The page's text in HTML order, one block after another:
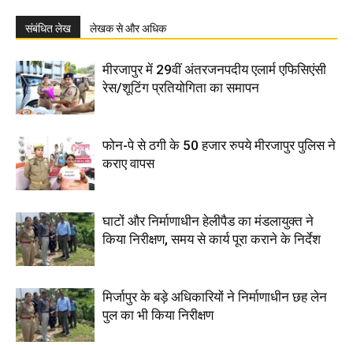
संबंधित लेख लेखक से और अधिक
मीरजापुर में 29वीं अंतरजनपदीय एलार्म एफिसिएंसी
रेस/शूटिंग प्रतियोगिता का समापन
फोन-पे से ठगी के 50 हजार रुपये मीरजापुर पुलिस ने
कराए वापस
घाटों और निर्माणाधीन हेलीपैड का मंडलायुक्त ने
किया निरीक्षण, समय से कार्य पूरा कराने के निर्देश
मिर्जापुर के बड़े अधिकारियों ने निर्माणाधीन छह लेन
पुल का भी किया निरीक्षण